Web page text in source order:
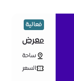
فعالية
معرض
ضيّ
دبي
لفنون
ساحة
الوصل
السعر